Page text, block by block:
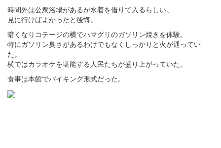
時間外は公衆浴場があるが水着を借りて入るらしい。
見に行けばよかったと後悔。
暗くなりコテージの横でハマグリのガソリン焼きを体験。
特にガソリン臭さがあるわけでもなくしっかりと火が通ってい
た。
横ではカラオケを堪能する人民たちが盛り上がっていた。
食事は本館でバイキング形式だった。